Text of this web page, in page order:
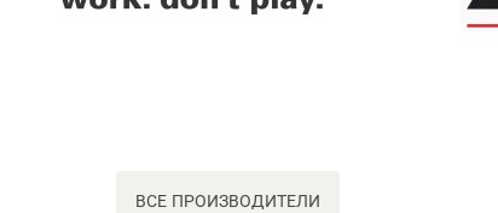
ВСЕ ПРОИЗВОДИТЕЛИ